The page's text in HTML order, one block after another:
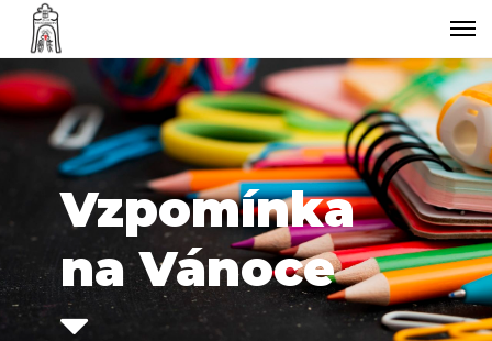
Vzpomínka
na Vánoce